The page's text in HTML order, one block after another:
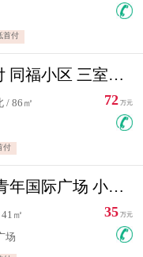
首付
福海路超低首付 同福小区 三室住宅急售
/ 86㎡
付
72 万元
超低首付 富豪青年国际广场 小高层住宅急售
㎡
场
35 万元